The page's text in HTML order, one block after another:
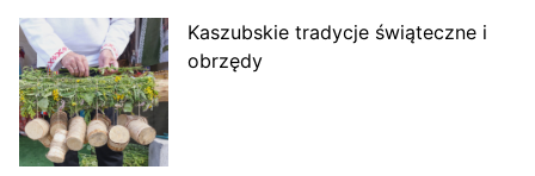
Kaszubskie tradycje świąteczne i
obrzędy